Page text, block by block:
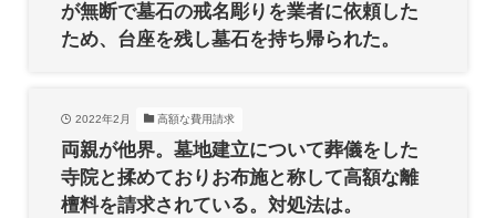
が無断で墓石の戒名彫りを業者に依頼した
ため、台座を残し墓石を持ち帰られた。
2022年2月 高額な費用請求
両親が他界。墓地建立について葬儀をした
寺院と揉めておりお布施と称して高額な離
檀料を請求されている。対処法は。